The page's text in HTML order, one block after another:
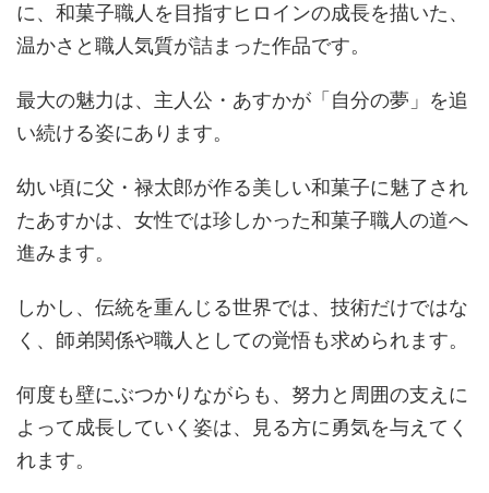
に、和菓子職人を目指すヒロインの成長を描いた、
温かさと職人気質が詰まった作品です。
最大の魅力は、主人公・あすかが「自分の夢」を追
い続ける姿にあります。
幼い頃に父・禄太郎が作る美しい和菓子に魅了され
たあすかは、女性では珍しかった和菓子職人の道へ
進みます。
しかし、伝統を重んじる世界では、技術だけではな
く、師弟関係や職人としての覚悟も求められます。
何度も壁にぶつかりながらも、努力と周囲の支えに
よって成長していく姿は、見る方に勇気を与えてく
れます。